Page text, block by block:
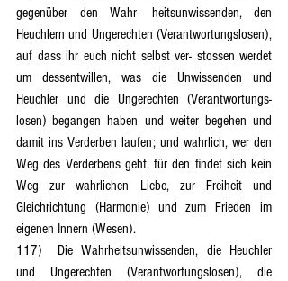
gegenüber den Wahr- heitsunwissenden, den
Heuchlern und Ungerechten (Verantwortungslosen),
auf dass ihr euch nicht selbst ver- stossen werdet
um dessentwillen, was die Unwissenden und
Heuchler und die Ungerechten (Verantwortungs-
losen) begangen haben und weiter begehen und
damit ins Verderben laufen; und wahrlich, wer den
Weg des Verderbens geht, für den findet sich kein
Weg zur wahrlichen Liebe, zur Freiheit und
Gleichrichtung (Harmonie) und zum Frieden im
eigenen Innern (Wesen).
117)	Die Wahrheitsunwissenden, die Heuchler
und Ungerechten (Verantwortungslosen), die